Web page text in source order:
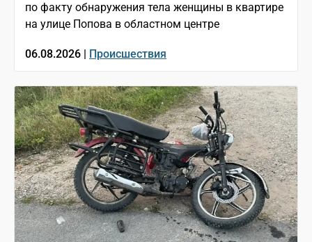
по факту обнаружения тела женщины в квартире
на улице Попова в областном центре
06.08.2026 | Происшествия